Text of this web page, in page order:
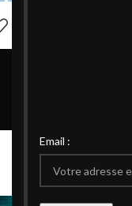
Email :